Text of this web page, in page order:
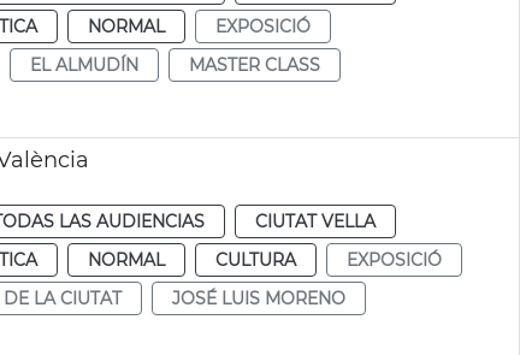
NORMAL
EXPOSICIÓ
EL ALMUDÍN
MASTER CLASS
LAS AUDIENCIAS
CIUTAT VELLA
NORMAL CULTURA
EXPOSICIÓ
LA CIUTAT
JOSÉ LUIS MORENO